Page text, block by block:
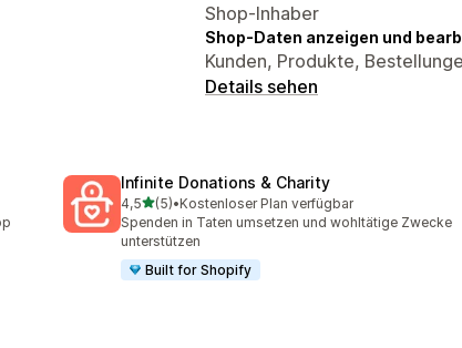
Shop-Inhaber
Shop-Daten anzeigen und
Kunden, Produkte,
Details sehen
Infinite Donations & Charity
4,5von 5 Sternen
(5)
5 Rezensionen insgesamt
•Kostenloser Plan verfügbar
Spenden in Taten umsetzen und wohltätige Zwecke
unterstützen
Built for Shopify